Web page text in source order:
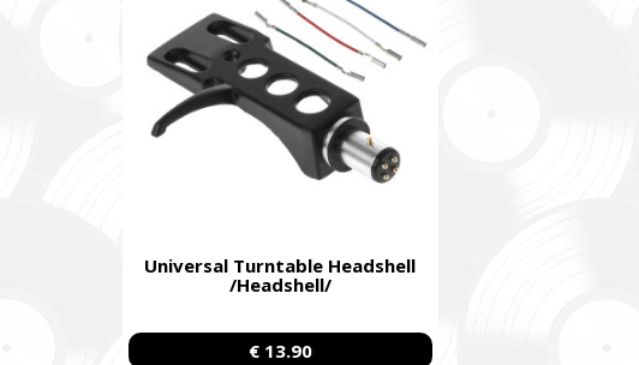
Universal Turntable Headshell
/Headshell/
€ 13.90